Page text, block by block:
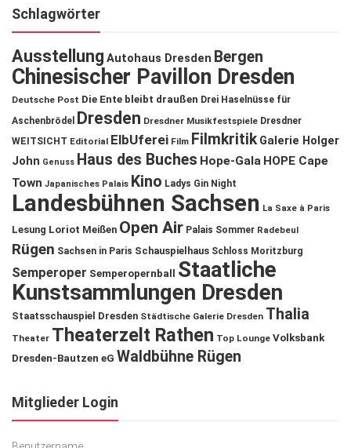
Schlagwörter
Ausstellung Autohaus Dresden Bergen
Chinesischer Pavillon Dresden
Deutsche Post Die Ente bleibt draußen Drei Haselnüsse für
Aschenbrödel
Dresden Dresdner Musikfestspiele Dresdner
WEITSICHT Editorial ElbUferei Film Filmkritik Galerie Holger
John Genuss Haus des Buches Hope-Gala HOPE Cape
Town Japanisches Palais Kino Ladys Gin Night
Landesbühnen Sachsen La Saxe à Paris
Lesung Loriot Meißen Open Air Palais Sommer Radebeul
Rügen Sachsen in Paris Schauspielhaus Schloss Moritzburg
Semperoper Semperopernball
Staatliche
Kunstsammlungen Dresden
Staatsschauspiel Dresden Städtische Galerie Dresden Thalia
Theater Theaterzelt Rathen Top Lounge Volksbank
Dresden-Bautzen eG Waldbühne Rügen
Mitglieder Login